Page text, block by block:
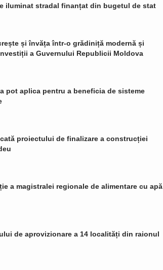
iluminat stradal finanțat din bugetul de stat
și învăța într-o grădiniță modernă și
a Guvernului Republicii Moldova
pot aplica pentru a beneficia de sisteme
proiectului de finalizare a construcției
a magistralei regionale de alimentare cu apă
de aprovizionare a 14 localități din raionul